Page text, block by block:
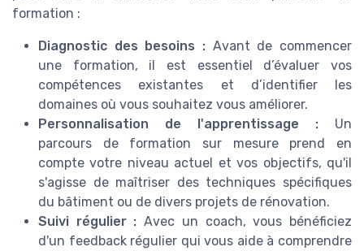
formation :
Diagnostic des besoins : Avant de commencer
une formation, il est essentiel d’évaluer vos
compétences existantes et d’identifier les
domaines où vous souhaitez vous améliorer.
Personnalisation de l'apprentissage : Un
parcours de formation sur mesure prend en
compte votre niveau actuel et vos objectifs, qu'il
s'agisse de maîtriser des techniques spécifiques
du bâtiment ou de divers projets de rénovation.
Suivi régulier : Avec un coach, vous bénéficiez
d'un feedback régulier qui vous aide à comprendre